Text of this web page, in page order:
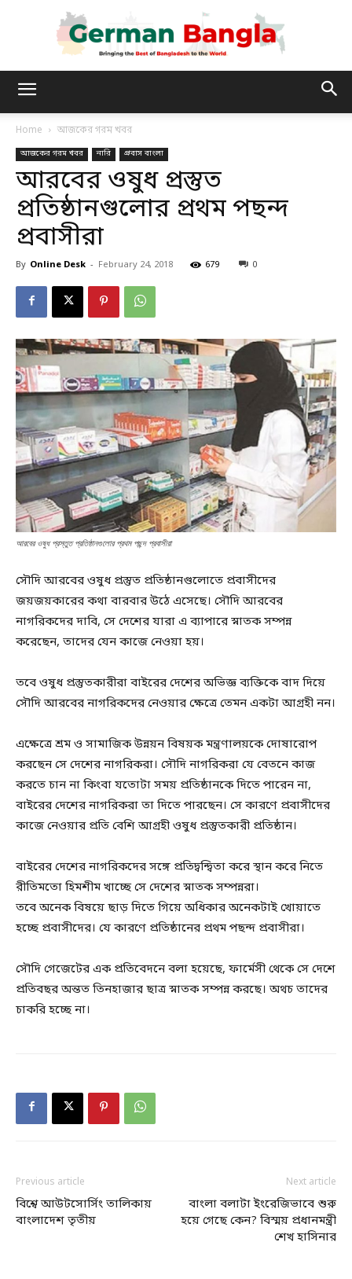
Bangla
Home আজকের গরম খবর
আজকের গরম খবর নারি প্রবাস বাংলা
আরবের ওষুধ প্রস্তুত
প্রতিষ্ঠানগুলোর প্রথম পছন্দ
প্রবাসীরা
By Online Desk - February 24, 2018 679 0
আরবের ওষুধ প্রস্তুত প্রতিষ্ঠানগুলোর প্রথম পছন্দ প্রবাসীরা
সৌদি আরবের ওষুধ প্রস্তুত প্রতিষ্ঠানগুলোতে প্রবাসীদের
জয়জয়কারের কথা বারবার উঠে এসেছে। সৌদি আরবের
নাগরিকদের দাবি, সে দেশের যারা এ ব্যাপারে স্নাতক সম্পন্ন
করেছেন, তাদের যেন কাজে নেওয়া হয়।
তবে ওষুধ প্রস্তুতকারীরা বাইরের দেশের অভিজ্ঞ ব্যক্তিকে বাদ দিয়ে
সৌদি আরবের নাগরিকদের নেওয়ার ক্ষেত্রে তেমন একটা আগ্রহী নন।
এক্ষেত্রে শ্রম ও সামাজিক উন্নয়ন বিষয়ক মন্ত্রণালয়কে দোষারোপ
করছেন সে দেশের নাগরিকরা। সৌদি নাগরিকরা যে বেতনে কাজ
করতে চান না কিংবা যতোটা সময় প্রতিষ্ঠানকে দিতে পারেন না,
বাইরের দেশের নাগরিকরা তা দিতে পারছেন। সে কারণে প্রবাসীদের
কাজে নেওয়ার প্রতি বেশি আগ্রহী ওষুধ প্রস্তুতকারী প্রতিষ্ঠান।
বাইরের দেশের নাগরিকদের সঙ্গে প্রতিদ্বন্দ্বিতা করে স্থান করে নিতে
রীতিমতো হিমশীম খাচ্ছে সে দেশের স্নাতক সম্পন্নরা।
তবে অনেক বিষয়ে ছাড় দিতে গিয়ে অধিকার অনেকটাই খোয়াতে
হচ্ছে প্রবাসীদের। যে কারণে প্রতিষ্ঠানের প্রথম পছন্দ প্রবাসীরা।
সৌদি গেজেটের এক প্রতিবেদনে বলা হয়েছে, ফার্মেসী থেকে সে দেশে
প্রতিবছর অন্তত তিনহাজার ছাত্র স্নাতক সম্পন্ন করছে। অথচ তাদের
চাকরি হচ্ছে না।
Previous article
বিশ্বে আউটসোর্সিং তালিকায়
বাংলাদেশ তৃতীয়
Next article
বাংলা বলাটা ইংরেজিভাবে শুরু
হয়ে গেছে কেন? বিস্ময় প্রধানমন্ত্রী
শেখ হাসিনার